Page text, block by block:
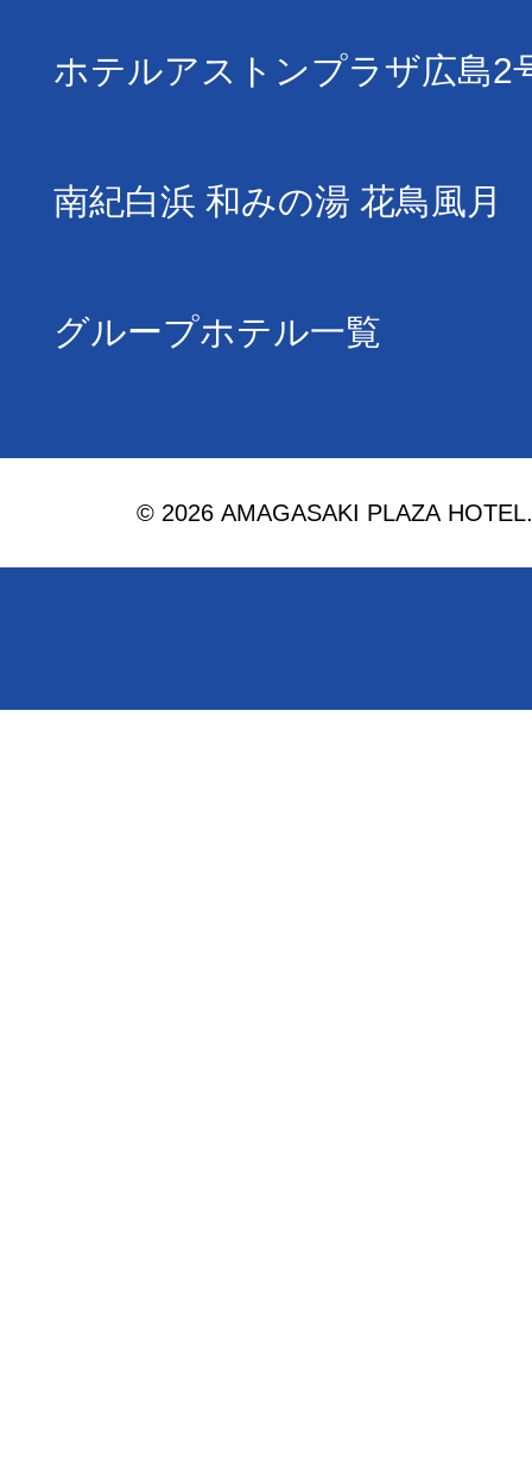
ホテルアストンプラザ広島2
南紀白浜 和みの湯 花鳥風月
グループホテル一覧
© 2026 AMAGASAKI PLAZA